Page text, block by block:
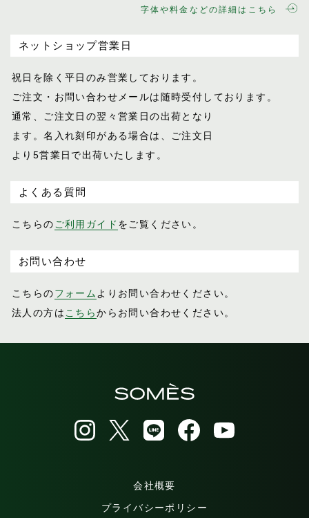
字体や料金などの詳細はこちら
ネットショップ営業日
祝日を除く平日のみ営業しております。
ご注文・お問い合わせメールは随時受付し ております。
通常、ご注文日の翌々営業日の出荷となり
ます。名入れ刻印がある場合は、ご注文日
より5営業日で出荷いたします。
よくある質問
こちらの ご利用ガイド をご覧ください。
お問い合わせ
こちらのフォーム よりお問い合わせください。
法人の方は こちらからお問い合わせください。
会社概要
プライバシーポリシー